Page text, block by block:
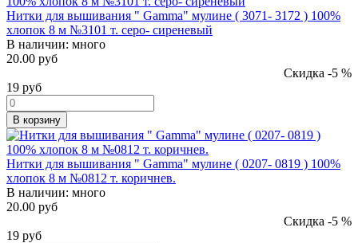
Нитки для вышивания " Gamma" мулине ( 3071- 3172 ) 100%
хлопок 8 м №3101 т. серо- сиреневый
В наличии: много
20.00 руб
Скидка -5 %
19 руб
В корзину
Нитки для вышивания " Gamma" мулине ( 0207- 0819 ) 100%
хлопок 8 м №0812 т. коричнев.
В наличии: много
20.00 руб
Скидка -5 %
19 руб